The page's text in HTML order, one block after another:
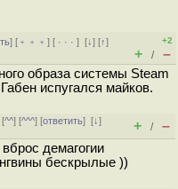
] [ ﹢﹢﹢] [ · · ·][↓] [↑]
+2
+ / –
образа системы Steam
испугался майков.
[^^] [^^^] [ответить][↓]
+ / –
демагогии
бескрылые ))